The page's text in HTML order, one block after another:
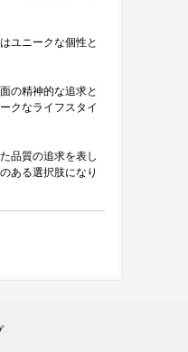
ユニークな個性と
の精神的な追求と
クなライフスタイ
品質の追求を表し
ある選択肢になり